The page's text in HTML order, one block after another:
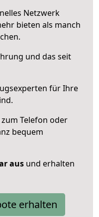
Netzwerk
bieten als manch
und das seit
für Ihre
Telefon oder
bequem
aus und erhalten
erhalten